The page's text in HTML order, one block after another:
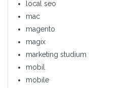
local seo
mac
magento
magix
marketing studium
mobil
mobile